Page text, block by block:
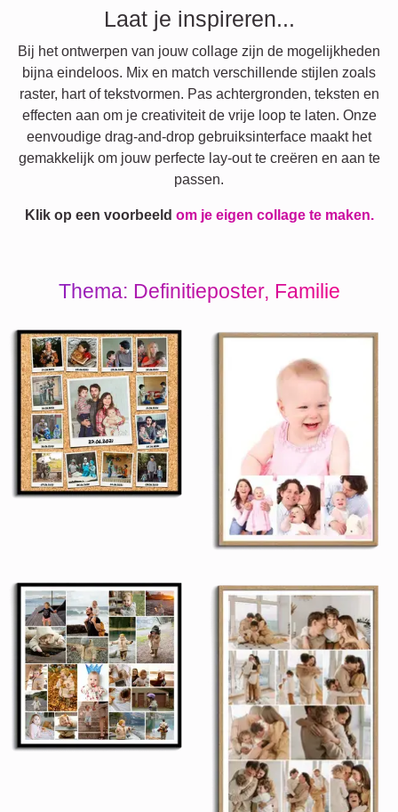
Laat je inspireren...
Bij het ontwerpen van jouw collage zijn de mogelijkheden
bijna eindeloos. Mix en match verschillende stijlen zoals
raster, hart of tekstvormen. Pas achtergronden, teksten en
effecten aan om je creativiteit de vrije loop te laten. Onze
eenvoudige drag-and-drop gebruiksinterface maakt het
gemakkelijk om jouw perfecte lay-out te creëren en aan te
passen.
Klik op een voorbeeld om je eigen collage te maken.
Thema: Definitieposter, Familie